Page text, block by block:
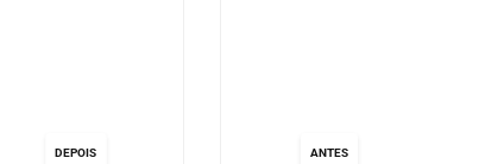
DEPOIS ANTES